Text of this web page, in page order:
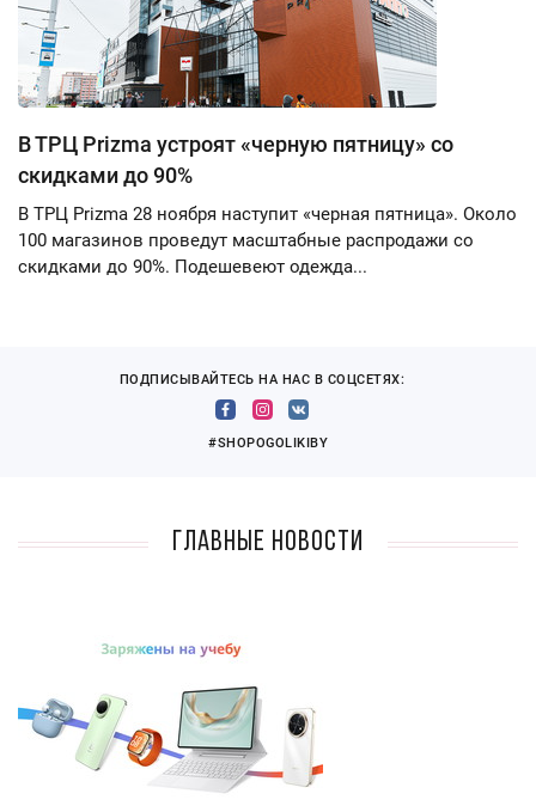
В ТРЦ Prizma устроят «черную пятницу» со
скидками до 90%
В ТРЦ Prizma 28 ноября наступит «черная пятница». Около
100 магазинов проведут масштабные распродажи со
скидками до 90%. Подешевеют одежда...
ПОДПИСЫВАЙТЕСЬ НА НАС В СОЦСЕТЯХ:
#SHOPOGOLIKIBY
Главные новости